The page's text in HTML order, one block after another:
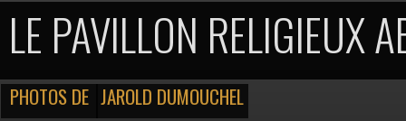
LE PAVILLON RELIGIEUX
JAROLD DUMOUCHEL
PHOTOS DE